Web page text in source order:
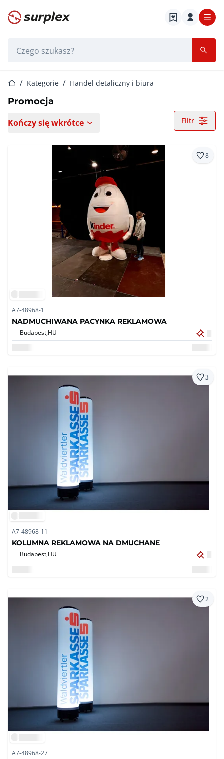
Strona główna
Strona główna
Kategorie Handel detaliczny i biura
Promocja
Kończy się wkrótce Filtr
8
A7-48968-1
NADMUCHIWANA PACYNKA REKLAMOWA
Budapest,HU
3
A7-48968-11
KOLUMNA REKLAMOWA NA DMUCHANE
Budapest,HU
2
A7-48968-27